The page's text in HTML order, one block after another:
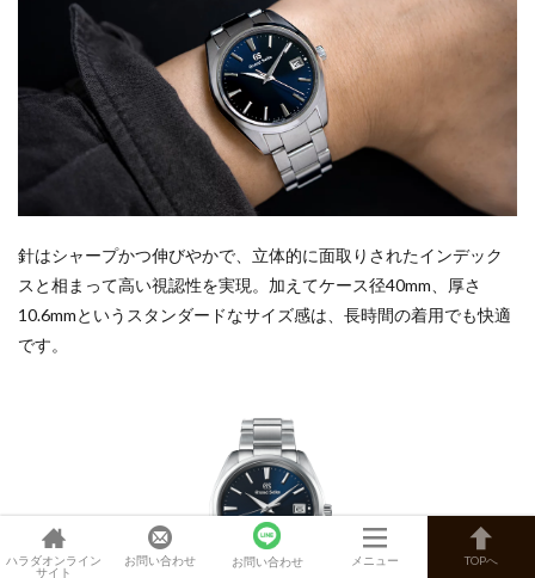
針はシャープかつ伸びやかで、立体的に面取りされたインデック
スと相まって高い視認性を実現。加えてケース径40mm、厚さ
10.6mmというスタンダードなサイズ感は、長時間の着用でも快適
です。
ハラダオンライン
サイト
お問い合わせ お問い合わせ メニュー TOPへ